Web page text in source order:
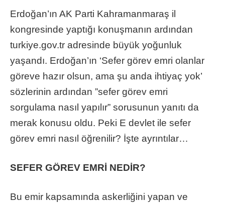
Erdoğan’ın AK Parti Kahramanmaraş il
kongresinde yaptığı konuşmanın ardından
turkiye.gov.tr adresinde büyük yoğunluk
yaşandı. Erdoğan’ın ‘Sefer görev emri olanlar
göreve hazır olsun, ama şu anda ihtiyaç yok’
sözlerinin ardından ”sefer görev emri
sorgulama nasıl yapılır” sorusunun yanıtı da
merak konusu oldu. Peki E devlet ile sefer
görev emri nasıl öğrenilir? İşte ayrıntılar…
SEFER GÖREV EMRİ NEDİR?
Bu emir kapsamında askerliğini yapan ve